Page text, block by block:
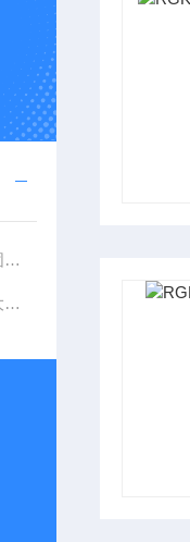
RGK-4远程控制VOC采样系统（固定污染源）
RGK-4远程控制VOC采样系统（大气）